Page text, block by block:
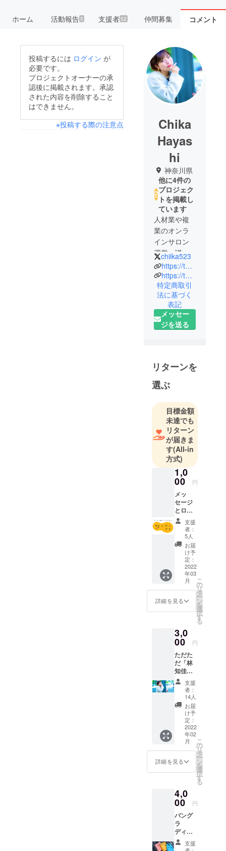
ホーム 活動報告5 支援者52 仲間募集 コメント
投稿するには ログイン が
必要です。
プロジェクトオーナーの承
認後に掲載されます。承認
された内容を削除すること
はできません。
※投稿する際の注意点
Chika
Hayas
hi
神奈川県
他に4件の
プロジェク
トを掲載し
ています
人材業や複
業のオンラ
インサロン
運営、講座
などで生計
を立ててい
るパラレル
ワーカーで
す。
＜出演実績
深夜に発
見！新Ｓｈ
ｏｃｋ感～
しください
2018年12
月 日経
ウーマン掲
載
2019年12
月 マツコ
2020年3月
AbemaPrime
2020年10月
NEWSな2人
＜販売実績
＞
LINEチャッ
ト占いにて
ンラインや
BASE、個人
セッション
にて累計販
売約20000件
chiika523
https://tunagarizumo.hp.peraichi.com/chika
https://twitter.com/chiika523
特定商取引
法に基づく
表記
メッセー
ジを送る
リターンを
選ぶ
目標金額
未達でも
リターン
が届きま
す(All-in
方式)
1,0
00 円
メッ
セージ
とロゴ
ステッ
カーを
ご自宅
までお
届けい
たしま
す！ タ
ロット
もケー
スもい
らない
けど
「応
たい人
向け！
支援
者：
5人
お届
け予
定：
2022
年03
月
詳細を見る
こ
の
リ
タ
ー
ン
を
選
択
す
る
3,0
00 円
ただた
だ「林
知佳」
を応援
してく
ださる
方向け
のリ
ターン
です！
ただ喜
びま
す！
（メー
ルにて
精一杯
絡をお
返しし
ます）
支援
者：
14人
お届
け予
定：
2022
年02
月
詳細を見る
こ
の
リ
タ
ー
ン
を
選
択
す
る
4,0
00 円
バング
ラ
ディッ
シュで
製作し
支援